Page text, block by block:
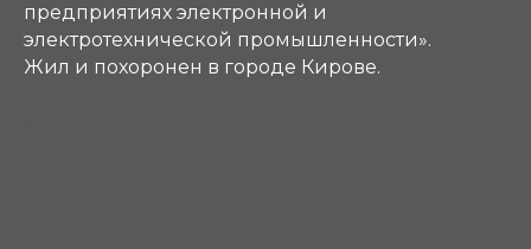
предприятиях электронной и
электротехнической промышленности».
Жил и похоронен в городе Кирове.